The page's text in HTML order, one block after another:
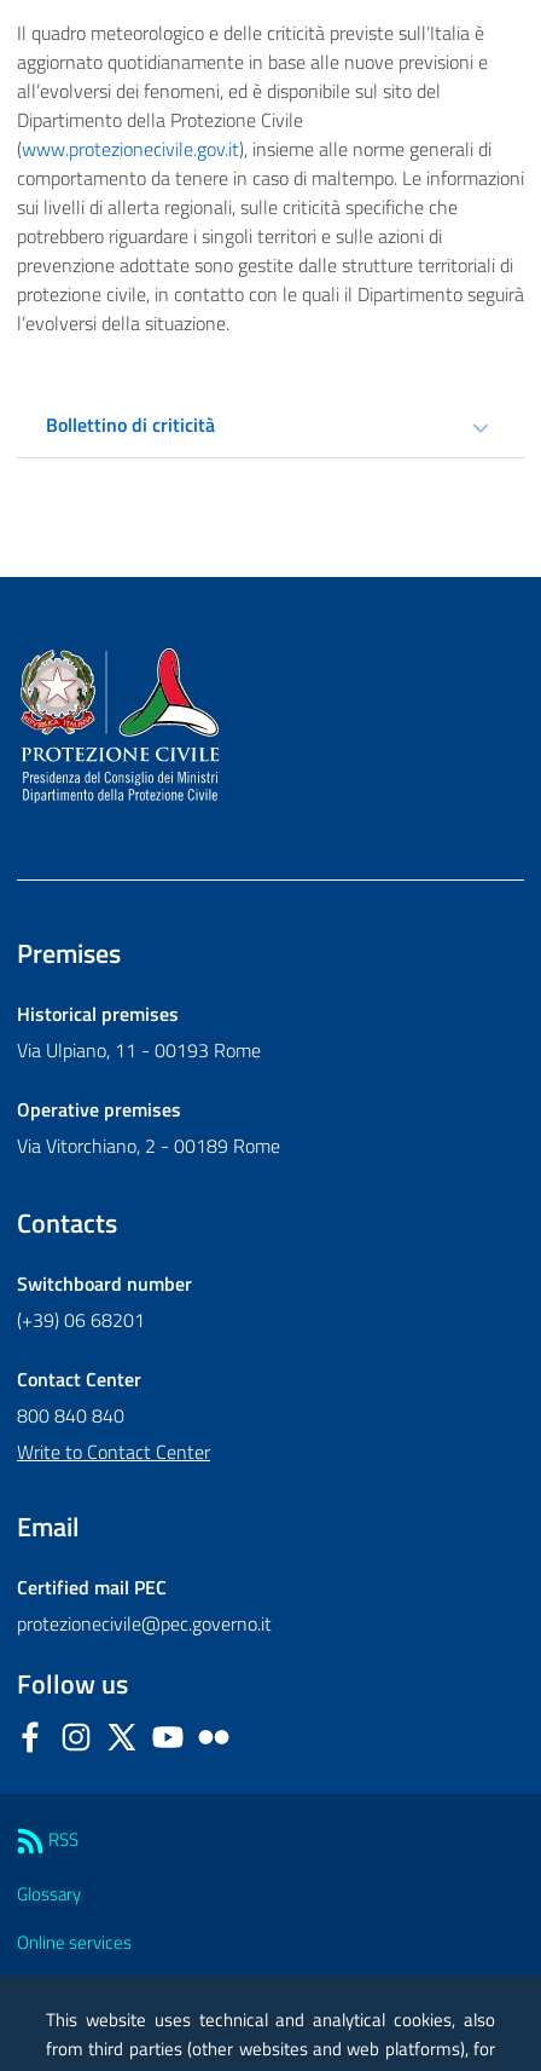
Il quadro meteorologico e delle criticità previste sull’Italia è
aggiornato quotidianamente in base alle nuove previsioni e
all’evolversi dei fenomeni, ed è disponibile sul sito del
Dipartimento della Protezione Civile
(www.protezionecivile.gov.it), insieme alle norme generali di
comportamento da tenere in caso di maltempo. Le informazioni
sui livelli di allerta regionali, sulle criticità specifiche che
potrebbero riguardare i singoli territori e sulle azioni di
prevenzione adottate sono gestite dalle strutture territoriali di
protezione civile, in contatto con le quali il Dipartimento seguirà
l’evolversi della situazione.
Bollettino di criticità
Dipartimento della Protezione Civile
Premises
Historical premises
Via Ulpiano, 11 - 00193 Rome
Operative premises
Via Vitorchiano, 2 - 00189 Rome
Contacts
Switchboard number
(+39) 06 68201
Contact Center
800 840 840
Write to Contact Center
Email
Certified mail PEC
protezionecivile@pec.governo.it
Follow us
FacebookInstagram
Twitter YouTube
RSS
Glossary
Online services
Certified mail PEC
This website uses technical and analytical cookies, also
from third parties (other websites and web platforms), for